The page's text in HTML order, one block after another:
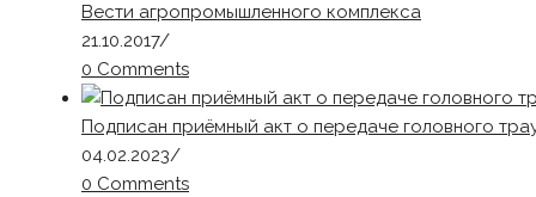
Вести агропромышленного комплекса
21.10.2017/
0 Comments
Подписан приёмный акт о передаче головного
04.02.2023/
0 Comments